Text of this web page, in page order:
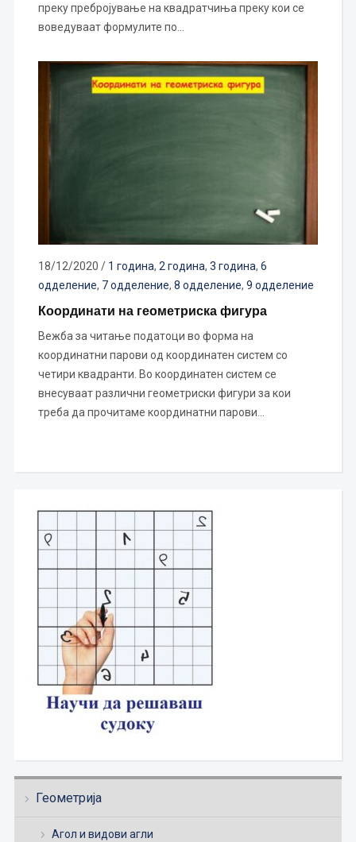
Геометрија
Агол и видови агли
преку пребројување на квадратчиња преку кои се
воведуваат формулите по…
18/12/2020 / 1 година, 2 година, 3 година, 6
одделение, 7 одделение, 8 одделение, 9 одделение
Координати на геометриска фигура
Вежба за читање податоци во форма на
координатни парови од координатен систем со
четири квадранти. Во координатен систем се
внесуваат различни геометриски фигури за кои
треба да прочитаме координатни парови…